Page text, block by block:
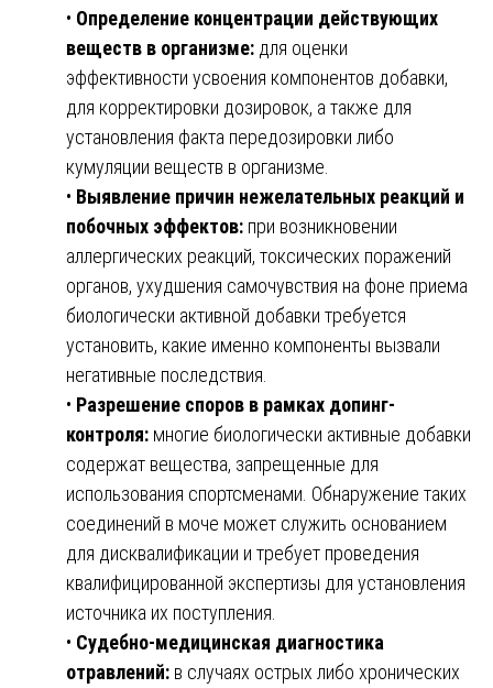
• Определение концентрации действующих
веществ в организме: для оценки
эффективности усвоения компонентов добавки,
для корректировки дозировок, а также для
установления факта передозировки либо
кумуляции веществ в организме.
• Выявление причин нежелательных реакций и
побочных эффектов: при возникновении
аллергических реакций, токсических поражений
органов, ухудшения самочувствия на фоне приема
биологически активной добавки требуется
установить, какие именно компоненты вызвали
негативные последствия.
• Разрешение споров в рамках допинг-
контроля: многие биологически активные добавки
содержат вещества, запрещенные для
использования спортсменами. Обнаружение таких
соединений в моче может служить основанием
для дисквалификации и требует проведения
квалифицированной экспертизы для установления
источника их поступления.
• Судебно-медицинская диагностика
отравлений: в случаях острых либо хронических